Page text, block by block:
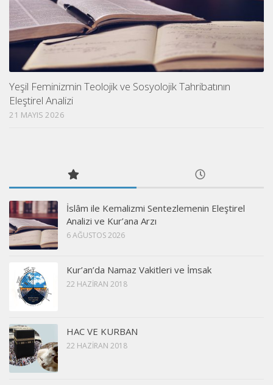
Yeşil Feminizmin Teolojik ve Sosyolojik Tahribatının
Eleştirel Analizi
21 MAYIS 2026
İslâm ile Kemalizmi Sentezlemenin Eleştirel
Analizi ve Kur’ana Arzı
6 AĞUSTOS 2026
Kur’an’da Namaz Vakitleri ve İmsak
22 HAZIRAN 2018
HAC VE KURBAN
22 HAZIRAN 2018